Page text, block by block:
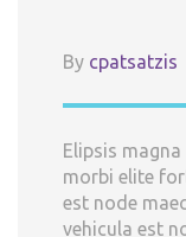
By cpatsatzis
Elipsis
morbi elite
est node
vehicula est